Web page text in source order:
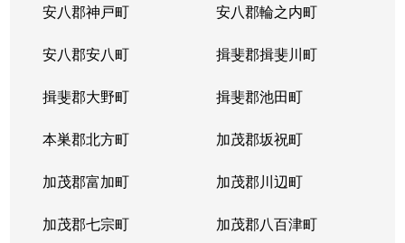
安八郡神戸町 安八郡輪之内町
安八郡安八町 揖斐郡揖斐川町
揖斐郡大野町 揖斐郡池田町
本巣郡北方町 加茂郡坂祝町
加茂郡富加町 加茂郡川辺町
加茂郡七宗町 加茂郡八百津町